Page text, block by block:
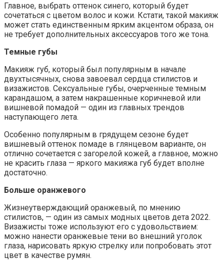
Главное, выбрать оттенок синего, который будет
сочетаться с цветом волос и кожи. Кстати, такой макияж
может стать единственным ярким акцентом образа, он
не требует дополнительных аксессуаров того же тона.
Темные губы
Макияж губ, который был популярным в начале
двухтысячных, снова завоевал сердца стилистов и
визажистов. Сексуальные губы, очерченные темным
карандашом, а затем накрашенные коричневой или
вишневой помадой — один из главных трендов
наступающего лета.
Особенно популярным в грядущем сезоне будет
вишневый оттенок помаде в глянцевом варианте, он
отлично сочетается с загорелой кожей, а главное, можно
не красить глаза — яркого макияжа губ будет вполне
достаточно.
Больше оранжевого
Жизнеутверждающий оранжевый, по мнению
стилистов, — один из самых модных цветов дета 2022.
Визажисты тоже используют его с удовольствием:
можно нанести оранжевые тени во внешний уголок
глаза, нарисовать яркую стрелку или попробовать этот
цвет в качестве румян.